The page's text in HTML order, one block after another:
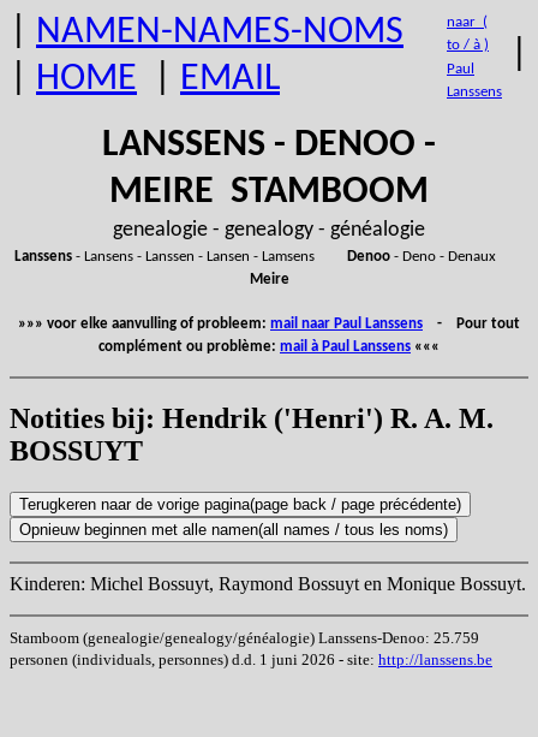
NAMEN-NAMES-NOMS
HOME EMAIL
naar (
to / à )
Paul
Lanssens
LANSSENS - DENOO -
MEIRE STAMBOOM
genealogie - genealogy - généalogie
Lanssens- Lansens - Lanssen - Lansen - Lamsens Denoo- Deno - Denaux
Meire
»»» voor elke aanvulling of probleem: mail naar Paul Lanssens - Pour tout
complément ou problème: mail à Paul Lanssens «««
Notities bij: Hendrik ('Henri') R. A. M.
BOSSUYT
Kinderen: Michel Bossuyt, Raymond Bossuyt en Monique Bossuyt.
Stamboom (genealogie/genealogy/généalogie) Lanssens-Denoo: 25.759
personen (individuals, personnes) d.d. 1 juni 2026 - site: http://lanssens.be